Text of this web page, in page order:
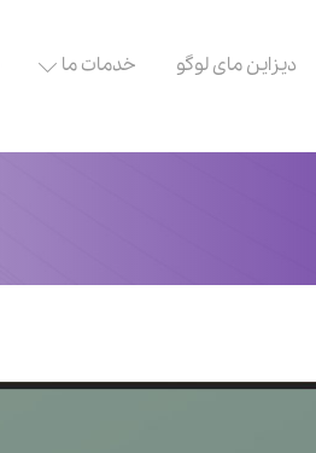
دیزاین مای لوگو خدمات ما